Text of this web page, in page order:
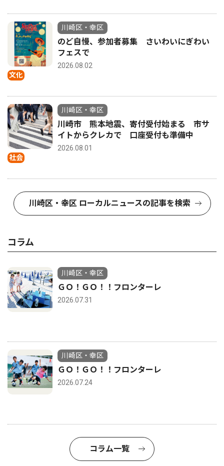
文化
川崎区・幸区
のど自慢、参加者募集 さいわいにぎわい
フェスで
2026.08.02
社会
川崎区・幸区
川崎市 熊本地震、寄付受付始まる 市サ
イトからクレカで 口座受付も準備中
2026.08.01
川崎区・幸区 ローカルニュースの記事を検索
コラム
川崎区・幸区
ＧＯ！ＧＯ！！フロンターレ
2026.07.31
川崎区・幸区
ＧＯ！ＧＯ！！フロンターレ
2026.07.24
コラム一覧